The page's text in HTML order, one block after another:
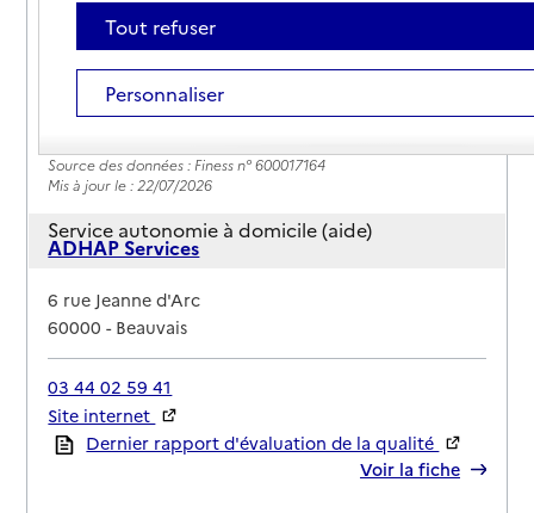
60000-Beauvais
03 44 22 04 10
Rapport HAS
Source des données : Finess n° 600017164
Mis à jour le : 22/07/2026
Service autonomie à domicile (aide)
ADHAP Services
Adresse
6 rue Jeanne d'Arc
60000-Beauvais
03 44 02 59 41
Site internet
Rapport HAS
Dernier rapport d'évaluation de la qualité
Voir la fiche
Tout refuser
Personnaliser